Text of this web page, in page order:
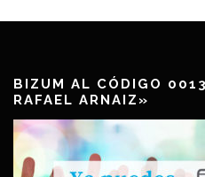
BIZUM AL CÓDIGO
RAFAEL ARNAIZ»